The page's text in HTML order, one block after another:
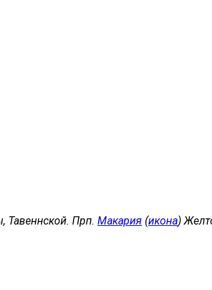
Тавеннской. Прп. Макария (икона)